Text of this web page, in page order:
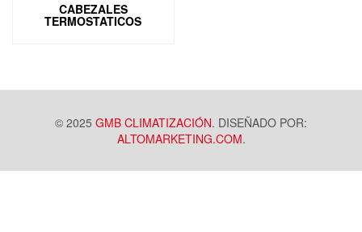
CABEZALES
TERMOSTATICOS
© 2025 GMB CLIMATIZACIÓN. DISEÑADO POR:
ALTOMARKETING.COM.